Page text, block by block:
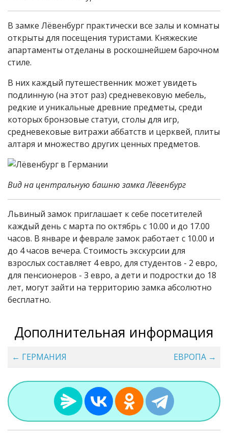
В замке Лёвенбург практически все залы и комнаты
открыты для посещения туристами. Княжеские
апартаменты отделаны в роскошнейшем барочном
стиле.
В них каждый путешественник может увидеть
подлинную (на этот раз) средневековую мебель,
редкие и уникальные древние предметы, среди
которых бронзовые статуи, столы для игр,
средневековые витражи аббатств и церквей, плиты
алтаря и множество других ценных предметов.
Вид на центральную башню замка Лёвенбург
Львиный замок приглашает к себе посетителей
каждый день с марта по октябрь с 10.00 и до 17.00
часов. В январе и феврале замок работает с 10.00 и
до 4 часов вечера. Стоимость экскурсии для
взрослых составляет 4 евро, для студентов - 2 евро,
для пенсионеров - 3 евро, а дети и подростки до 18
лет, могут зайти на территорию замка абсолютно
бесплатно.
Дополнительная информация
← ГЕРМАНИЯ ЕВРОПА →